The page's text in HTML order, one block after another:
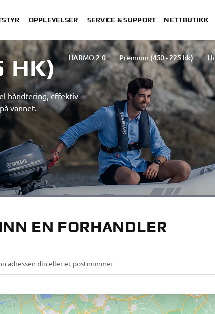
OPPLEVELSER SERVICE & SUPPORT NETTBUTIKK
HARMO 2.0 Premium (450 - 225 hk)
Versatile (25 - 8 hk)
Portable (6 - 2,5 hk)
Helm Master EX
Riggetilbehør Be
Fem års garanti
150 hk Torqeedo
HK)
håndtering, effektiv
vannet.
EN FORHANDLER